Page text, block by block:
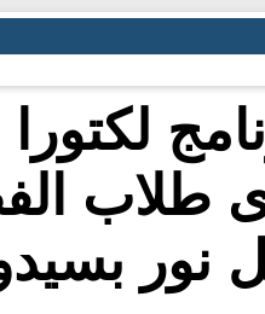
لكتورا
طلاب